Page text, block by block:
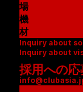
場
資
料
(
P
D
F
機
材
リ
ス
ト
(
Inquiry about
Inquiry about
採用への応